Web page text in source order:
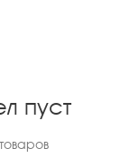
пуст